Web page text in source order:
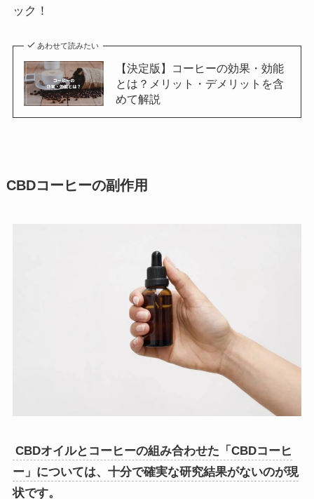
ック！
あわせて読みたい
【決定版】コーヒーの効果・効能
とは？メリット・デメリットを含
めて解説
CBDコーヒーの副作用
CBDオイルとコーヒーの組み合わせた「CBDコーヒ
ー」については、十分で確実な研究結果がないのが現
状です。